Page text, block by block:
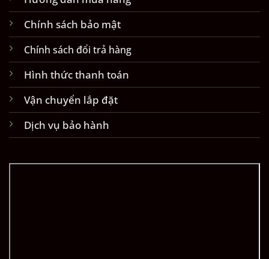
Chính sách bảo mật
Chính sách đổi trả hàng
Hình thức thanh toán
Vận chuyển lắp đặt
Dịch vụ bảo hành